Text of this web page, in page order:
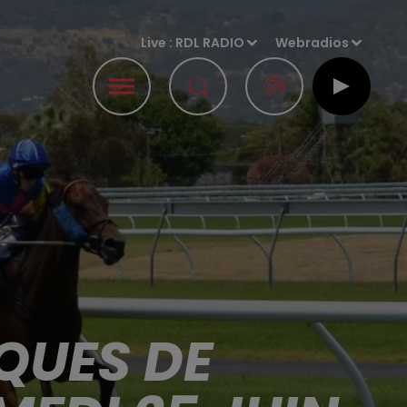
Live : RDL RADIO Webradios
DE